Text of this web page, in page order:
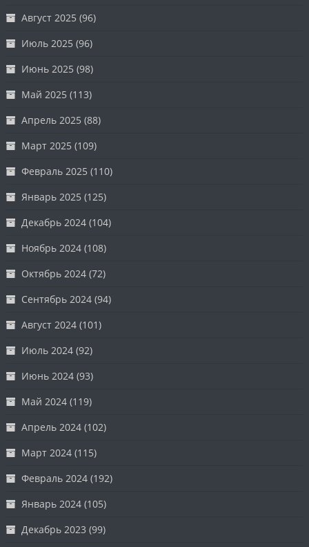
Август 2025 (96)
Июль 2025 (96)
Июнь 2025 (98)
Май 2025 (113)
Апрель 2025 (88)
Март 2025 (109)
Февраль 2025 (110)
Январь 2025 (125)
Декабрь 2024 (104)
Ноябрь 2024 (108)
Октябрь 2024 (72)
Сентябрь 2024 (94)
Август 2024 (101)
Июль 2024 (92)
Июнь 2024 (93)
Май 2024 (119)
Апрель 2024 (102)
Март 2024 (115)
Февраль 2024 (192)
Январь 2024 (105)
Декабрь 2023 (99)